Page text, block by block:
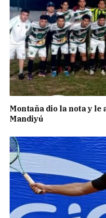
Montaña dio la nota y
Mandiyú